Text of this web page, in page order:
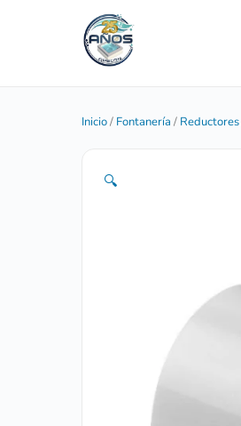
Inicio/ Fontanería / Reductores
🔍